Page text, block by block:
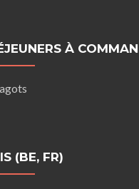
À
(BE, FR)